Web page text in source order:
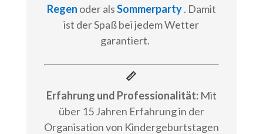
Regen oder alsSommerparty. Damit
ist der Spaß bei jedem Wetter
garantiert.
📏
Erfahrung und Professionalität:Mit
über 15 Jahren Erfahrung in der
Organisation von Kindergeburtstagen